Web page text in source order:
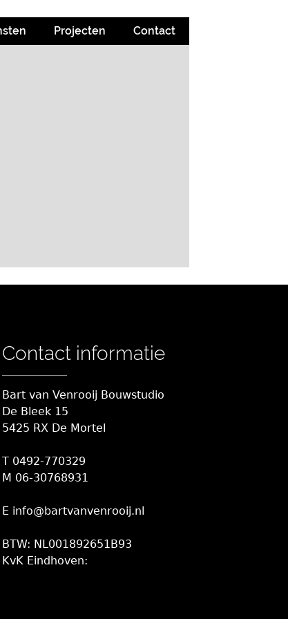
Projecten Contact
Contact informatie
Bart van Venrooij Bouwstudio
De Bleek 15
5425 RX De Mortel
T 0492-770329
M 06-30768931
E info@bartvanvenrooij.nl
BTW: NL001892651B93
KvK Eindhoven: